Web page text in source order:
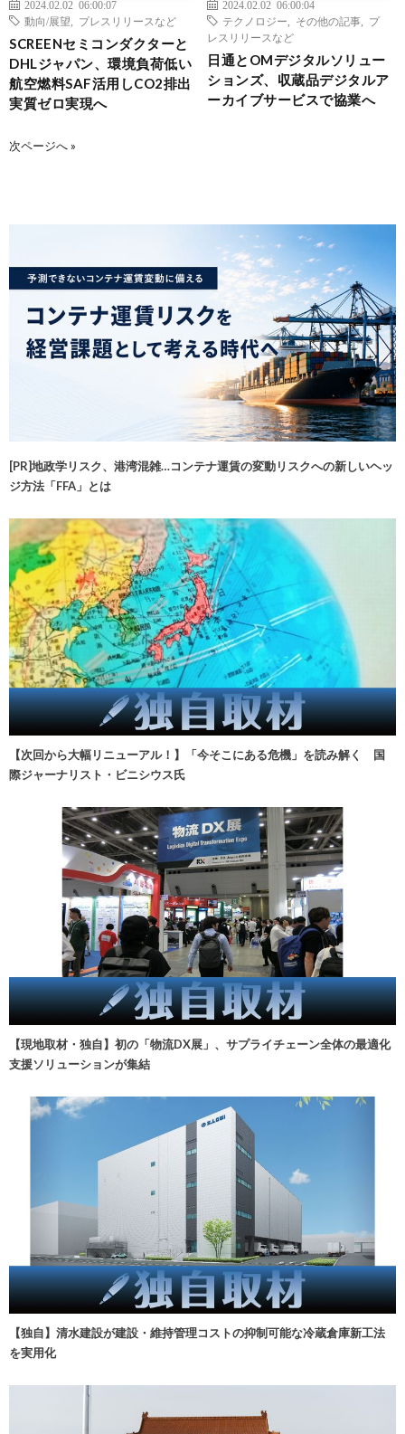
2024.02.02 06:00:07
動向/展望
プレスリリースなど
SCREENセミコンダクターと
DHLジャパン、環境負荷低い
航空燃料SAF活用しCO2排出
実質ゼロ実現へ
2024.02.02 06:00:04
テクノロジー
その他の記事
プ
レスリリースなど
日通とOMデジタルソリュー
ションズ、収蔵品デジタルア
ーカイブサービスで協業へ
次ページへ »
[PR]地政学リスク、港湾混雑…コンテナ運賃の変動リスクへの新しいヘッ
ジ方法「FFA」とは
【次回から大幅リニューアル！】「今そこにある危機」を読み解く 国
際ジャーナリスト・ビニシウス氏
【現地取材・独自】初の「物流DX展」、サプライチェーン全体の最適化
支援ソリューションが集結
【独自】清水建設が建設・維持管理コストの抑制可能な冷蔵倉庫新工法
を実用化